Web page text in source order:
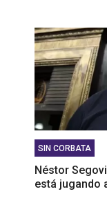
SIN CORBATA
Néstor
está jugando